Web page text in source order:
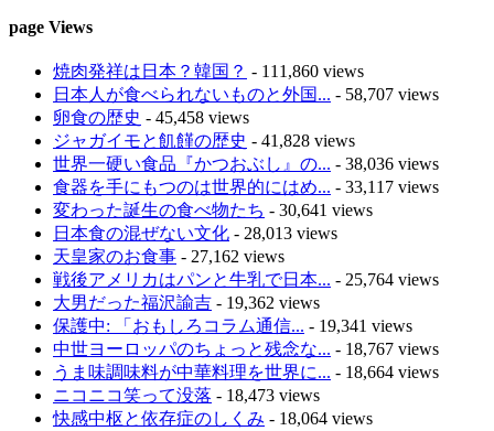
page Views
焼肉発祥は日本？韓国？ - 111,860 views
日本人が食べられないものと外国... - 58,707 views
卵食の歴史 - 45,458 views
ジャガイモと飢饉の歴史 - 41,828 views
世界一硬い食品『かつおぶし』の... - 38,036 views
食器を手にもつのは世界的にはめ... - 33,117 views
変わった誕生の食べ物たち - 30,641 views
日本食の混ぜない文化 - 28,013 views
天皇家のお食事 - 27,162 views
戦後アメリカはパンと牛乳で日本... - 25,764 views
大男だった福沢諭吉 - 19,362 views
保護中: 「おもしろコラム通信... - 19,341 views
中世ヨーロッパのちょっと残念な... - 18,767 views
うま味調味料が中華料理を世界に... - 18,664 views
ニコニコ笑って没落 - 18,473 views
快感中枢と依存症のしくみ - 18,064 views